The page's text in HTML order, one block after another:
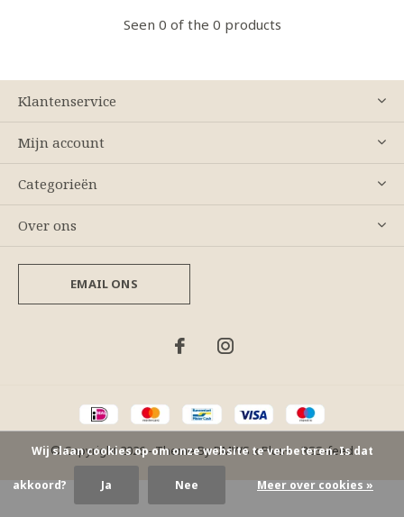
Seen 0 of the 0 products
Klantenservice
Mijn account
Categorieën
Over ons
EMAIL ONS
© Copyright2026- Theme ByDMWS xPlus+-RSS-feed
Wij slaan cookies op om onze website te verbeteren. Is dat
akkoord? Ja Nee Meer over cookies »